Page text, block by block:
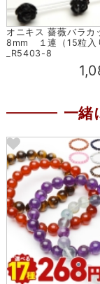
オニキス 薔薇バラ
8mm １連（15粒入
_R5403-8
一緒